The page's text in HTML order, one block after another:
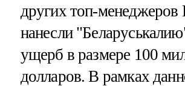
других топ-
нанесли
ущерб в размере 100
долларов. В рамках